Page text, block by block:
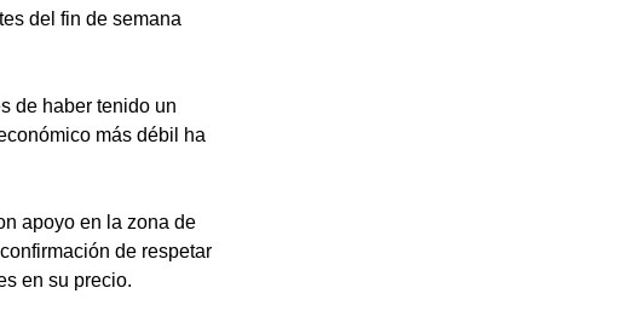
del fin de semana
de haber tenido un
más débil ha
apoyo en la zona de
de respetar
en su precio.